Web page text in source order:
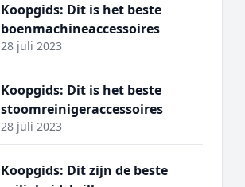
Koopgids: Dit is het beste
boenmachineaccessoires
28 juli 2023
Koopgids: Dit is het beste
stoomreinigeraccessoires
28 juli 2023
Koopgids: Dit zijn de beste